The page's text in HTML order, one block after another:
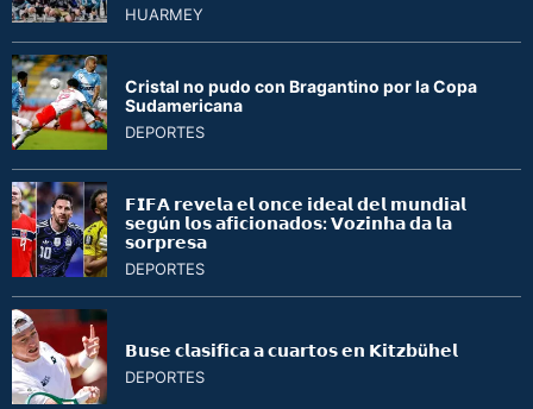
HUARMEY
Cristal no pudo con Bragantino por la Copa
Sudamericana
DEPORTES
𝗙𝗜𝗙𝗔 𝗿𝗲𝘃𝗲𝗹𝗮 𝗲𝗹 𝗼𝗻𝗰𝗲 𝗶𝗱𝗲𝗮𝗹 𝗱𝗲𝗹 𝗺𝘂𝗻𝗱𝗶𝗮𝗹
𝘀𝗲𝗴ú𝗻 𝗹𝗼𝘀 𝗮𝗳𝗶𝗰𝗶𝗼𝗻𝗮𝗱𝗼𝘀: 𝗩𝗼𝘇𝗶𝗻𝗵𝗮 𝗱𝗮 𝗹𝗮
𝘀𝗼𝗿𝗽𝗿𝗲𝘀𝗮
DEPORTES
𝗕𝘂𝘀𝗲 𝗰𝗹𝗮𝘀𝗶𝗳𝗶𝗰𝗮 𝗮 𝗰𝘂𝗮𝗿𝘁𝗼𝘀 𝗲𝗻 𝗞𝗶𝘁𝘇𝗯ü𝗵𝗲𝗹
DEPORTES